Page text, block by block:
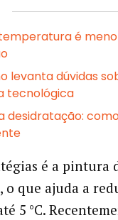
é
levanta dúvidas
tecnológica
desidratação:
é a pintura
que ajuda a
5 °C.